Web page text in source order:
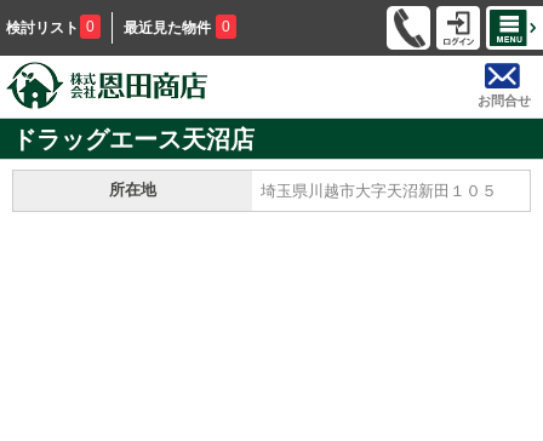
検討リスト 0 最近見た物件 0
お問合せ
ドラッグエース天沼店
所在地 埼玉県川越市大字天沼新田１０５